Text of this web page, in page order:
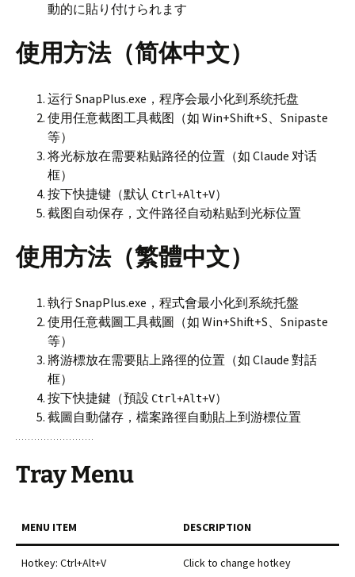
動的に貼り付けられます
使用方法（简体中文）
运行 SnapPlus.exe，程序会最小化到系统托盘
使用任意截图工具截图（如 Win+Shift+S、Snipaste
等）
将光标放在需要粘贴路径的位置（如 Claude 对话
框）
按下快捷键（默认 Ctrl+Alt+V）
截图自动保存，文件路径自动粘贴到光标位置
使用方法（繁體中文）
執行 SnapPlus.exe，程式會最小化到系統托盤
使用任意截圖工具截圖（如 Win+Shift+S、Snipaste
等）
將游標放在需要貼上路徑的位置（如 Claude 對話
框）
按下快捷鍵（預設 Ctrl+Alt+V）
截圖自動儲存，檔案路徑自動貼上到游標位置
Tray Menu
MENU ITEM DESCRIPTION
Hotkey: Ctrl+Alt+V Click to change hotkey